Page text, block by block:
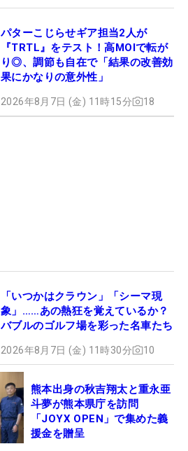
パターこじらせギア担当2人が
『TRTL』をテスト！高MOIで転が
り◎、調節も自在で「結果の改善効
果にかなりの意外性」
2026年8月7日 (金) 11時15分 18
「いつかはクラウン」「シーマ現
象」……あの熱狂を覚えているか？
バブルのゴルフ場を彩った名車たち
2026年8月7日 (金) 11時30分 10
熊本出身の秋吉翔太と重永亜
斗夢が熊本県庁を訪問
「JOYX OPEN」で集めた義
援金を贈呈